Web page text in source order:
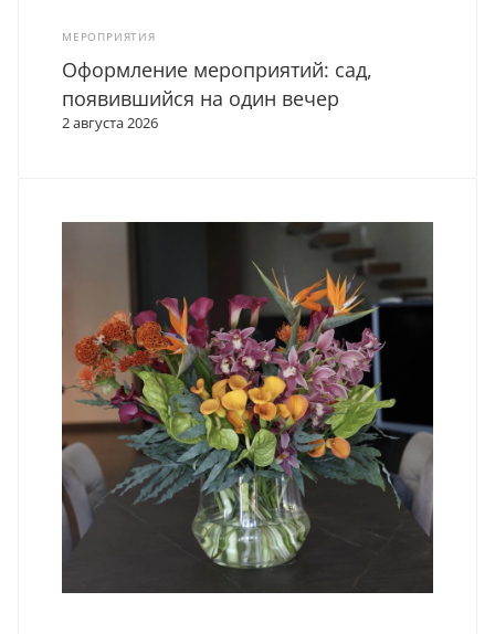
МЕРОПРИЯТИЯ
2 августа 2026
Оформление мероприятий: сад,
появившийся на один вечер